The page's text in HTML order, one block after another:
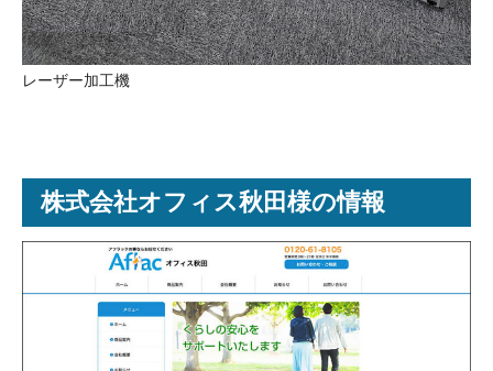
レーザー加工機
株式会社オフィス秋田様の情報